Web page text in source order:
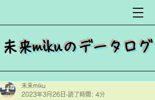
​未来mikuのデータログ
未来miku
2023年3月26日 読了時間: 4分